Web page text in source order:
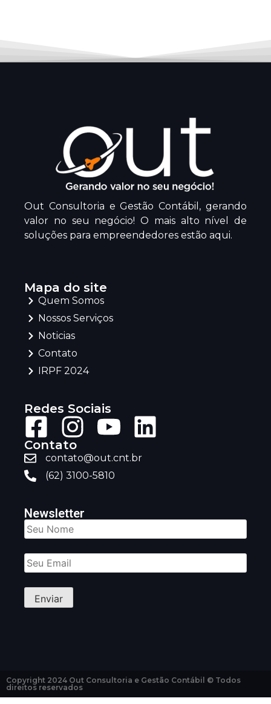
Out Consultoria e Gestão Contábil, gerando
valor no seu negócio! O mais alto nível de
soluções para empreendedores estão aqui.
Mapa do site
Quem Somos
Nossos Serviços
Noticias
Contato
IRPF 2024
Redes Sociais
Contato
contato@out.cnt.br
(62) 3100-5810
Newsletter
Copyright 2024 Out Consultoria e Gestão Contábil © Todos
direitos reservados